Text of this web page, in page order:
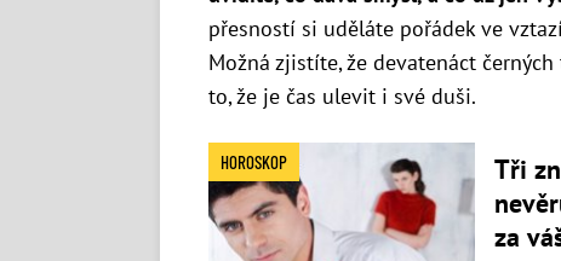
přesností si uděláte pořádek ve
Možná zjistíte, že devatenáct
to, že je čas ulevit i své duši.
HOROSKOP
Tři
za